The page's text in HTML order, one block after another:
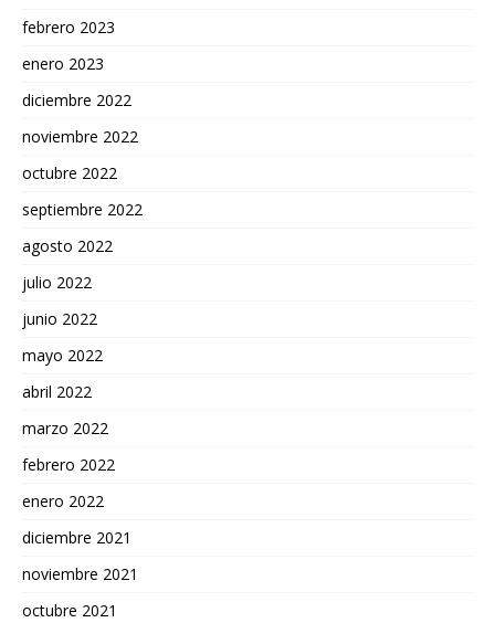
febrero 2023
enero 2023
diciembre 2022
noviembre 2022
octubre 2022
septiembre 2022
agosto 2022
julio 2022
junio 2022
mayo 2022
abril 2022
marzo 2022
febrero 2022
enero 2022
diciembre 2021
noviembre 2021
octubre 2021